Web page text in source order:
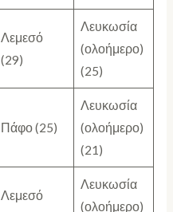
Λεμεσό
(29)
Λευκωσία
(ολοήμερο)
(25)
Πάφο (25)
Λευκωσία
(ολοήμερο)
(21)
Λεμεσό
Λευκωσία
(ολοήμερο)